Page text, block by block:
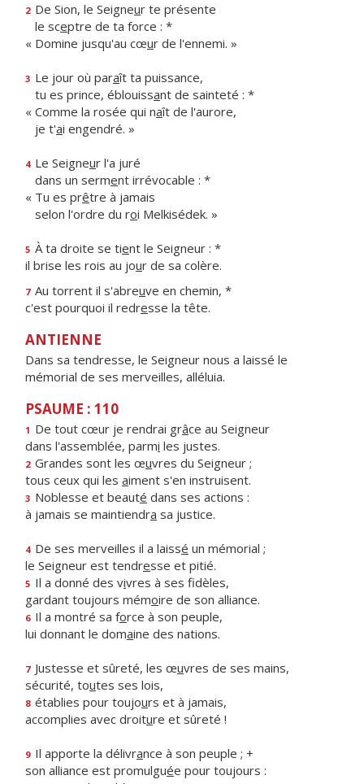
2 De Sion, le Seigneur te présente
le sceptre de ta force : *
« Domine jusqu'au cœur de l'ennemi. »
3 Le jour où paraît ta puissance,
tu es prince, éblouissant de sainteté : *
« Comme la rosée qui naît de l'aurore,
je t'ai engendré. »
4 Le Seigneur l'a juré
dans un serment irrévocable : *
« Tu es prêtre à jamais
selon l'ordre du roi Melkisédek. »
5 À ta droite se tient le Seigneur : *
il brise les rois au jour de sa colère.
7 Au torrent il s'abreuve en chemin, *
c'est pourquoi il redresse la tête.
ANTIENNE
Dans sa tendresse, le Seigneur nous a laissé le
mémorial de ses merveilles, alléluia.
PSAUME : 110
1 De tout cœur je rendrai grâce au Seigneur
dans l'assemblée, parmi les justes.
2 Grandes sont les œuvres du Seigneur ;
tous ceux qui les aiment s'en instruisent.
3 Noblesse et beauté dans ses actions :
à jamais se maintiendra sa justice.
4 De ses merveilles il a laissé un mémorial ;
le Seigneur est tendresse et pitié.
5 Il a donné des vivres à ses fidèles,
gardant toujours mémoire de son alliance.
6 Il a montré sa force à son peuple,
lui donnant le domaine des nations.
7 Justesse et sûreté, les œuvres de ses mains,
sécurité, toutes ses lois,
8 établies pour toujours et à jamais,
accomplies avec droiture et sûreté !
9 Il apporte la délivrance à son peuple ; +
son alliance est promulguée pour toujours :